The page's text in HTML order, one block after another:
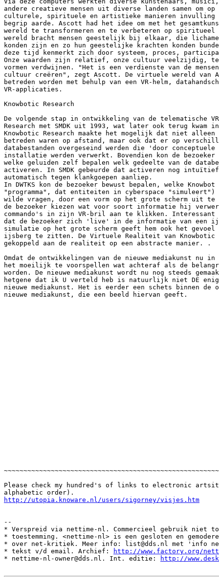
http://utopia.knoware.nl/users/sigorney/visjes.htm
--
* Verspreid via nettime-nl. Commercieel gebruik niet
* toestemming. <nettime-nl> is een gesloten en
* over net-kritiek. Meer info: list@dds.nl met 'info
* tekst v/d email. Archief:
http://www.factory.org/
* nettime-nl-owner@dds.nl. Int. editie:
http://